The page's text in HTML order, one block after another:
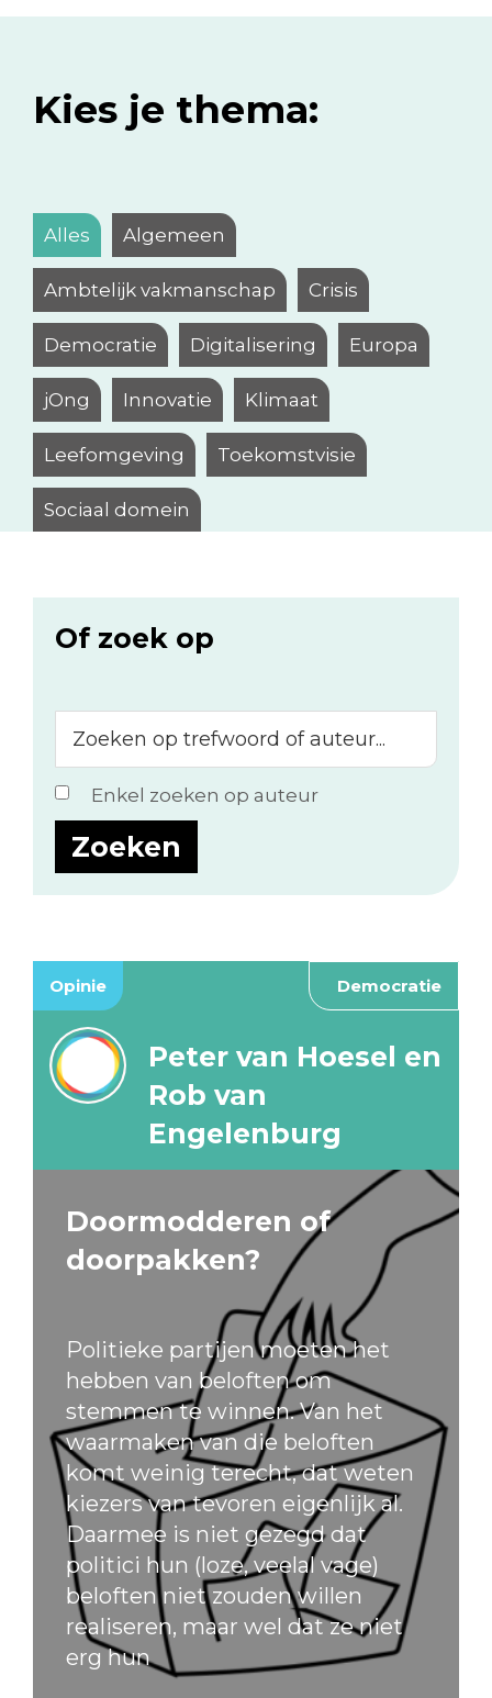
Kies je thema:
Alles Algemeen
Ambtelijk vakmanschap Crisis
Democratie Digitalisering Europa
jOng Innovatie Klimaat
Leefomgeving Toekomstvisie
Sociaal domein
Of zoek op
op
trefwoord
of
auteur...
Enkel zoeken op auteur
Opinie Democratie
Peter van Hoesel en
Rob van
Engelenburg
Doormodderen of
doorpakken?
Politieke partijen moeten het
hebben van beloften om
stemmen te winnen. Van het
waarmaken van die beloften
komt weinig terecht, dat weten
kiezers van tevoren eigenlijk al.
Daarmee is niet gezegd dat
politici hun (loze, veelal vage)
beloften niet zouden willen
realiseren, maar wel dat ze niet
erg hun